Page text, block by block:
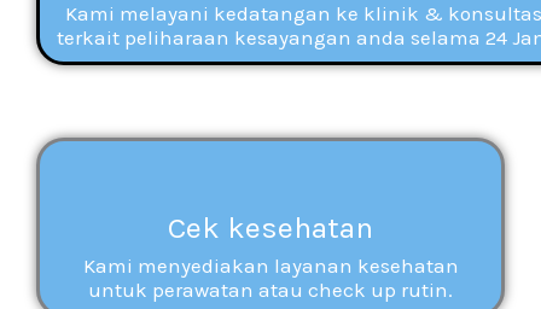
Kami melayani kedatangan ke klinik &
terkait peliharaan kesayangan anda selama 24
Cek kesehatan
Kami menyediakan layanan kesehatan
untuk perawatan atau check up rutin.